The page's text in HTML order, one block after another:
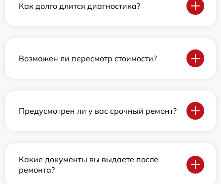
Как долго длится диагностика?
Возможен ли пересмотр стоимости?
Предусмотрен ли у вас срочный ремонт?
Какие документы вы выдаете после
ремонта?